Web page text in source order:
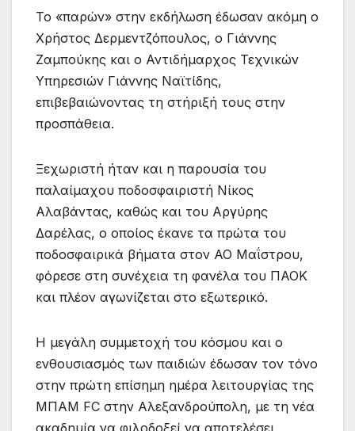
Το «παρών» στην εκδήλωση έδωσαν ακόμη ο
Χρήστος Δερμεντζόπουλος, ο Γιάννης
Ζαμπούκης και ο Αντιδήμαρχος Τεχνικών
Υπηρεσιών Γιάννης Ναϊτίδης,
επιβεβαιώνοντας τη στήριξή τους στην
προσπάθεια.
Ξεχωριστή ήταν και η παρουσία του
παλαίμαχου ποδοσφαιριστή Νίκος
Αλαβάντας, καθώς και του Αργύρης
Δαρέλας, ο οποίος έκανε τα πρώτα του
ποδοσφαιρικά βήματα στον ΑΟ Μαΐστρου,
φόρεσε στη συνέχεια τη φανέλα του ΠΑΟΚ
και πλέον αγωνίζεται στο εξωτερικό.
Η μεγάλη συμμετοχή του κόσμου και ο
ενθουσιασμός των παιδιών έδωσαν τον τόνο
στην πρώτη επίσημη ημέρα λειτουργίας της
ΜΠΑΜ FC στην Αλεξανδρούπολη, με τη νέα